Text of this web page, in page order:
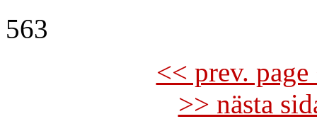
563
<< prev.
>> nästa